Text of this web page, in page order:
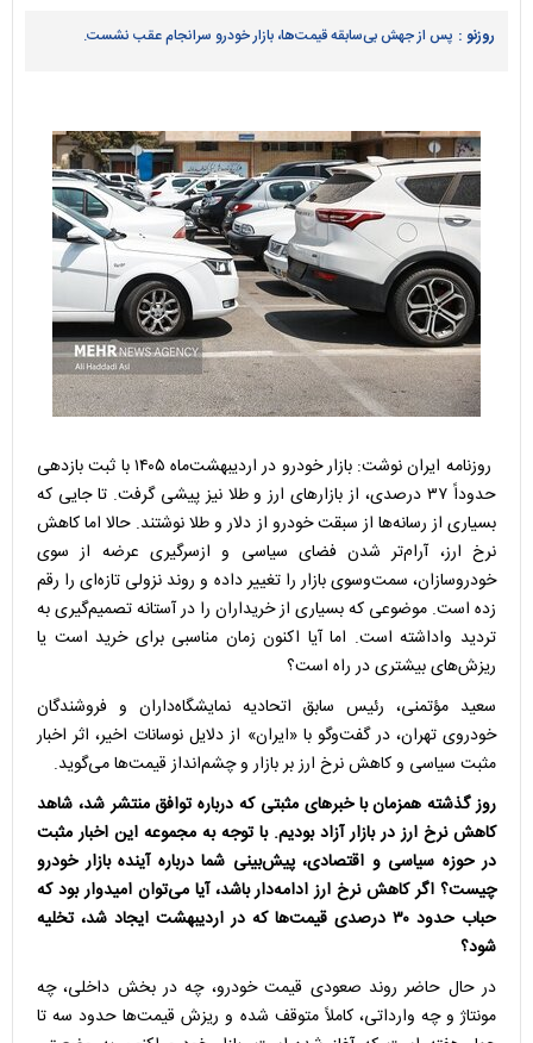
روزنو : پس از جهش بی‌سابقه قیمت‌ها، بازار خودرو سرانجام عقب نشست.
روزنامه ایران نوشت: بازار خودرو در اردیبهشت‌ماه ۱۴۰۵ با ثبت بازدهی
حدوداً ۳۷ درصدی، از بازارهای ارز و طلا نیز پیشی گرفت. تا جایی که
بسیاری از رسانه‌ها از سبقت خودرو از دلار و طلا نوشتند. حالا اما کاهش
نرخ ارز، آرام‌تر شدن فضای سیاسی و ازسرگیری عرضه از سوی
خودروسازان، سمت‌وسوی بازار را تغییر داده و روند نزولی تازه‌ای را رقم
زده است. موضوعی که بسیاری از خریداران را در آستانه تصمیم‌گیری به
تردید واداشته است. اما آیا اکنون زمان مناسبی برای خرید است یا
ریزش‌های بیشتری در راه است؟
سعید مؤتمنی، رئیس سابق اتحادیه نمایشگاه‌داران و فروشندگان
خودروی تهران، در گفت‌وگو با «ایران» از دلایل نوسانات اخیر، اثر اخبار
مثبت سیاسی و کاهش نرخ ارز بر بازار و چشم‌انداز قیمت‌ها می‌گوید.
روز گذشته همزمان با خبرهای مثبتی که درباره توافق منتشر شد، شاهد
کاهش نرخ ارز در بازار آزاد بودیم. با توجه به مجموعه این اخبار مثبت
در حوزه سیاسی و اقتصادی، پیش‌بینی شما درباره آینده بازار خودرو
چیست؟ اگر کاهش نرخ ارز ادامه‌دار باشد، آیا می‌توان امیدوار بود که
حباب حدود ۳۰ درصدی قیمت‌ها که در اردیبهشت ایجاد شد، تخلیه
شود؟
در حال حاضر روند صعودی قیمت خودرو، چه در بخش داخلی، چه
مونتاژ و چه وارداتی، کاملاً متوقف شده و ریزش قیمت‌ها حدود سه تا